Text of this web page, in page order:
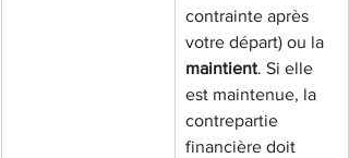
contrainte après
votre départ) ou la
maintient. Si elle
est maintenue, la
contrepartie
financière doit